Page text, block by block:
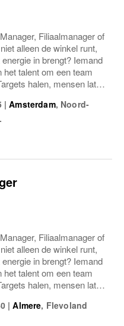
Filiaalmanager of
alleen de winkel runt,
in brengt? Iemand
het talent om een team
halen, mensen laten
wij jou.Bij...
| Amsterdam, Noord-
Filiaalmanager of
alleen de winkel runt,
in brengt? Iemand
het talent om een team
halen, mensen laten
wij jou.Bij...
| Almere, Flevoland